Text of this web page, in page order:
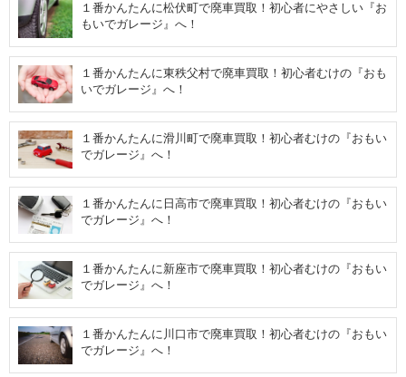
１番かんたんに松伏町で廃車買取！初心者にやさしい『お
もいでガレージ』へ！
１番かんたんに東秩父村で廃車買取！初心者むけの『おも
いでガレージ』へ！
１番かんたんに滑川町で廃車買取！初心者むけの『おもい
でガレージ』へ！
１番かんたんに日高市で廃車買取！初心者むけの『おもい
でガレージ』へ！
１番かんたんに新座市で廃車買取！初心者むけの『おもい
でガレージ』へ！
１番かんたんに川口市で廃車買取！初心者むけの『おもい
でガレージ』へ！